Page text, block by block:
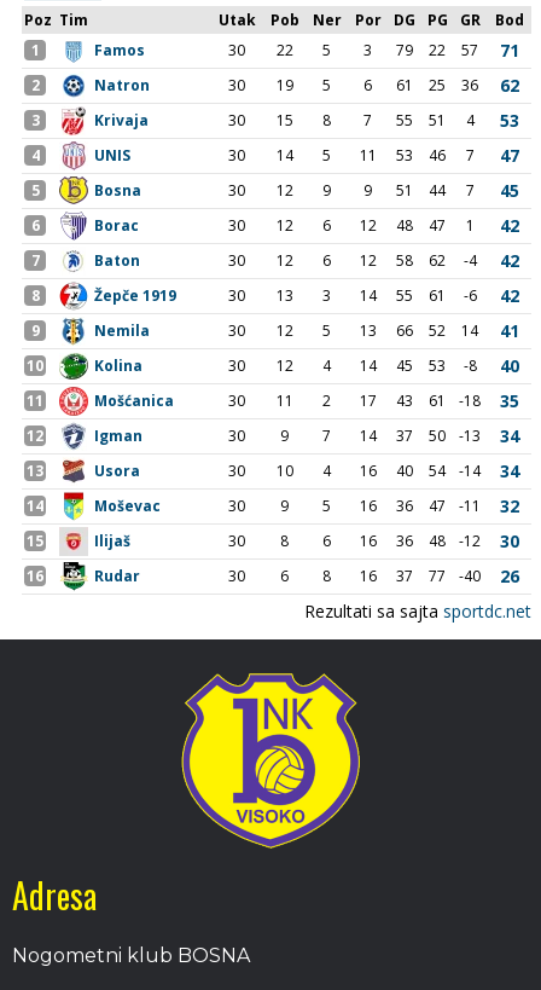
Adresa
Nogometni klub BOSNA